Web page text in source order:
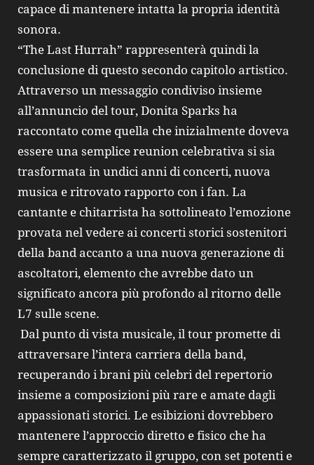
capace di mantenere intatta la propria identità
sonora.
“The Last Hurrah” rappresenterà quindi la
conclusione di questo secondo capitolo artistico.
Attraverso un messaggio condiviso insieme
all’annuncio del tour, Donita Sparks ha
raccontato come quella che inizialmente doveva
essere una semplice reunion celebrativa si sia
trasformata in undici anni di concerti, nuova
musica e ritrovato rapporto con i fan. La
cantante e chitarrista ha sottolineato l’emozione
provata nel vedere ai concerti storici sostenitori
della band accanto a una nuova generazione di
ascoltatori, elemento che avrebbe dato un
significato ancora più profondo al ritorno delle
L7 sulle scene.
Dal punto di vista musicale, il tour promette di
attraversare l’intera carriera della band,
recuperando i brani più celebri del repertorio
insieme a composizioni più rare e amate dagli
appassionati storici. Le esibizioni dovrebbero
mantenere l’approccio diretto e fisico che ha
sempre caratterizzato il gruppo, con set potenti e